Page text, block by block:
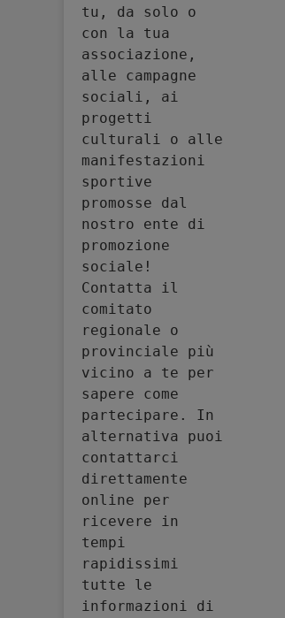
tu, da solo o
con la tua
associazione,
alle campagne
sociali, ai
progetti
culturali o alle
manifestazioni
sportive
promosse dal
nostro ente di
promozione
sociale!
Contatta il
comitato
regionale o
provinciale più
vicino a te per
sapere come
partecipare. In
alternativa puoi
contattarci
direttamente
online per
ricevere in
tempi
rapidissimi
tutte le
informazioni di